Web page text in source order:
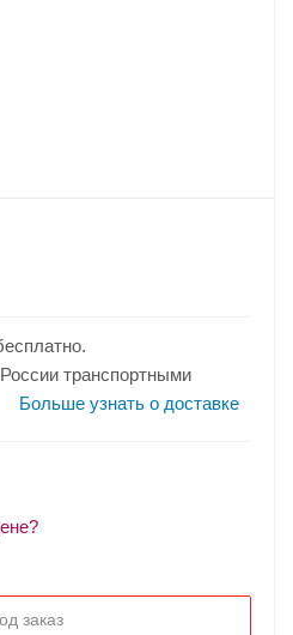
транспортными
Больше узнать о доставке
заказ